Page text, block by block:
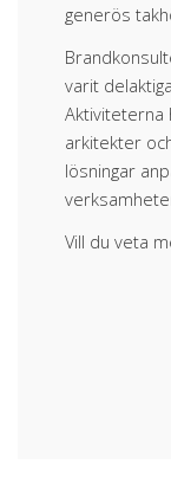
generös
varit
Aktiviteterna
arkitekter
lösningar
Vill du veta